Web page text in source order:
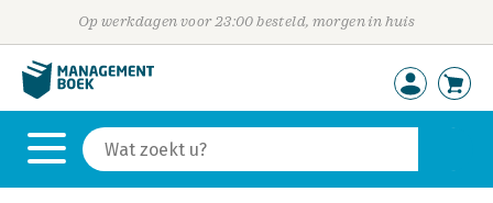
Op werkdagen voor 23:00 besteld, morgen in huis